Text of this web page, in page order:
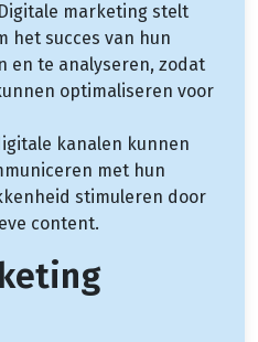
Digitale marketing stelt
het succes van hun
en te analyseren, zodat
optimaliseren voor
kanalen kunnen
met hun
stimuleren door
content.